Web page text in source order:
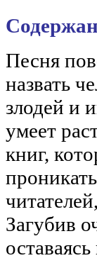
Песня
назвать
злодей и
умеет
книг,
Загубив